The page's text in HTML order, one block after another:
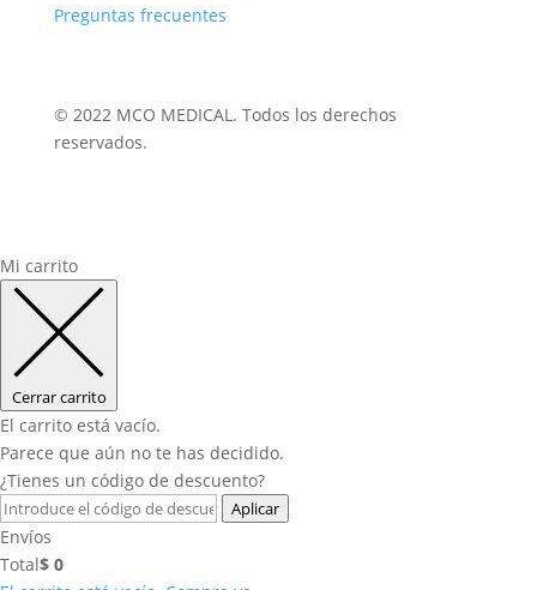
Preguntas frecuentes
© 2022 MCO MEDICAL. Todos los derechos
reservados.
Mi carrito
Cerrar carrito
El carrito está vacío.
Parece que aún no te has decidido.
¿Tienes un código de descuento?
Aplicar
Envíos
Total$ 0